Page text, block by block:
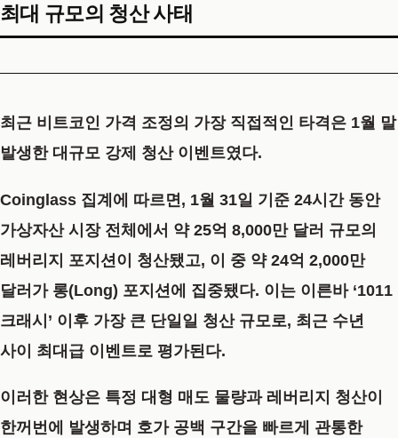
최대 규모의 청산 사태
최근 비트코인 가격 조정의 가장 직접적인 타격은 1월 말
발생한 대규모 강제 청산 이벤트였다.
Coinglass 집계에 따르면, 1월 31일 기준 24시간 동안
가상자산 시장 전체에서 약 25억 8,000만 달러 규모의
레버리지 포지션이 청산됐고, 이 중 약 24억 2,000만
달러가 롱(Long) 포지션에 집중됐다. 이는 이른바 ‘1011
크래시’ 이후 가장 큰 단일일 청산 규모로, 최근 수년
사이 최대급 이벤트로 평가된다.
이러한 현상은 특정 대형 매도 물량과 레버리지 청산이
한꺼번에 발생하며 호가 공백 구간을 빠르게 관통한